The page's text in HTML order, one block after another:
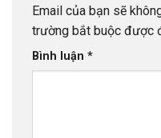
Email của bạn sẽ
trường bắt buộc được
Bình luận *